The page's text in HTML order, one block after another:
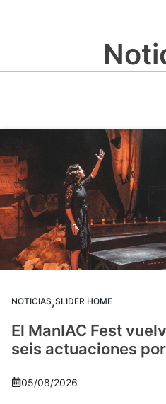
NOTICIAS,SLIDER HOME
El ManIAC Fest
seis actuaciones
05/08/2026